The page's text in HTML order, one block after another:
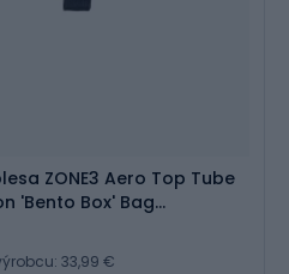
ZONE3 Aero Top Tube
'Bento Box' Bag
33,99 €